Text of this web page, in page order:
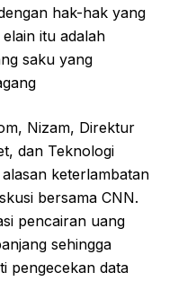
hak-hak yang
itu adalah
saku yang
Nizam, Direktur
dan Teknologi
keterlambatan
bersama CNN.
pencairan uang
sehingga
pengecekan data